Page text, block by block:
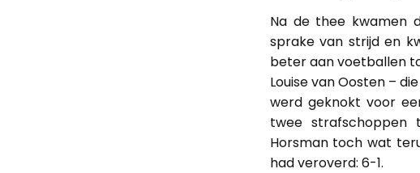
Na de thee kwamen
sprake van strijd en
beter aan voetballen
Louise van Oosten –
werd geknokt voor
twee strafschoppen
Horsman toch wat
had veroverd: 6-1.